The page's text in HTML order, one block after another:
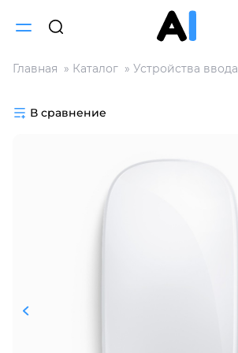
Главная Каталог Устройства ввода
В сравнение
Для клиентов всех банков
Разбейте
на части
без переплат
25